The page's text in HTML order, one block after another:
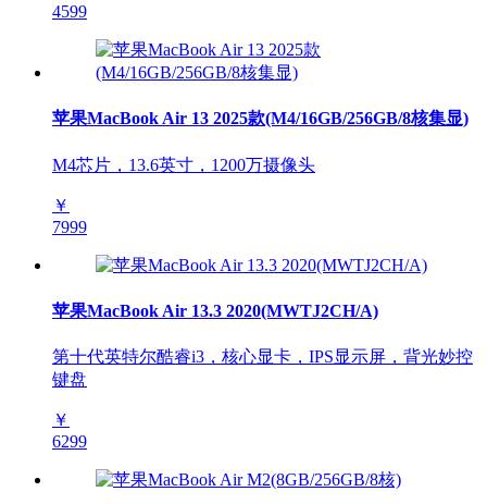
4599
苹果MacBook Air 13 2025款(M4/16GB/256GB/8核集显)
M4芯片，13.6英寸，1200万摄像头
￥
7999
苹果MacBook Air 13.3 2020(MWTJ2CH/A)
第十代英特尔酷睿i3，核心显卡，IPS显示屏，背光妙控
键盘
￥
6299